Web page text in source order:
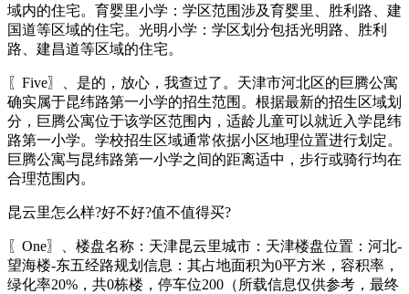
域内的住宅。育婴里小学：学区范围涉及育婴里、胜利路、建
国道等区域的住宅。光明小学：学区划分包括光明路、胜利
路、建昌道等区域的住宅。
〖Five〗、是的，放心，我查过了。天津市河北区的巨腾公寓
确实属于昆纬路第一小学的招生范围。根据最新的招生区域划
分，巨腾公寓位于该学区范围内，适龄儿童可以就近入学昆纬
路第一小学。学校招生区域通常依据小区地理位置进行划定。
巨腾公寓与昆纬路第一小学之间的距离适中，步行或骑行均在
合理范围内。
昆云里怎么样?好不好?值不值得买?
〖One〗、楼盘名称：天津昆云里城市：天津楼盘位置：河北-
望海楼-东五经路规划信息：其占地面积为0平方米，容积率，
绿化率20%，共0栋楼，停车位200（所载信息仅供参考，最终